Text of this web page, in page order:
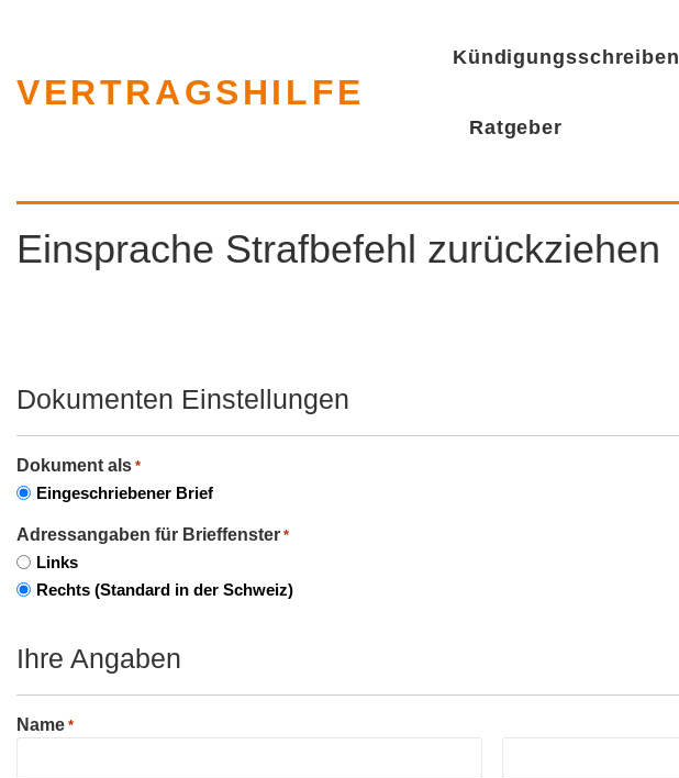
VERTRAGSHILFE
Kündigungsschreiben
Ratgeber
Einsprache Strafbefehl zurückziehen
Dokumenten Einstellungen
Dokument als *
Eingeschriebener Brief
Adressangaben für Brieffenster *
Links
Rechts (Standard in der Schweiz)
Ihre Angaben
Name *